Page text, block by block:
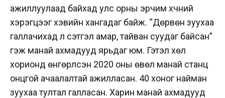
ажиллуулаад байхад улс орны эрчим хүчний
хэрэгцээг хэвийн хангадаг байж. “Дөрвөн зуухаа
галлачихад л сэтгэл амар, тайван суудаг байсан”
гэж манай ахмадууд ярьдаг юм. Гэтэл хөл
хорионд өнгөрүүлсэн 2020 оны өвөл манай станц
онцгой ачаалалтай ажилласан. 40 хоног найман
зуухаа тултал галласан. Харин манай ахмадууд